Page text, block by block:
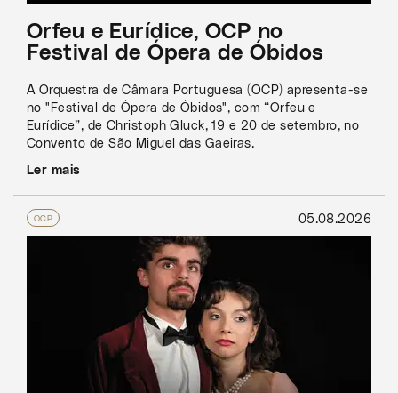
Orfeu e Eurídice, OCP no
Festival de Ópera de Óbidos
A Orquestra de Câmara Portuguesa (OCP) apresenta-se
no "Festival de Ópera de Óbidos", com “Orfeu e
Eurídice”, de Christoph Gluck, 19 e 20 de setembro, no
Convento de São Miguel das Gaeiras.
Ler mais
OCP 05.08.2026